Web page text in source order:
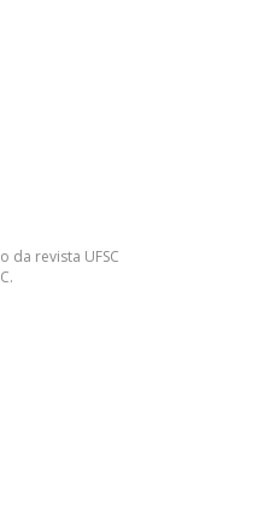
da revista UFSC